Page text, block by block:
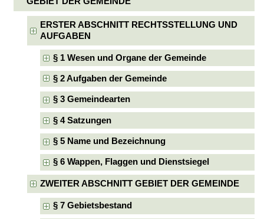
ERSTER ABSCHNITT RECHTSSTELLUNG UND
AUFGABEN
§ 1 Wesen und Organe der Gemeinde
§ 2 Aufgaben der Gemeinde
§ 3 Gemeindearten
§ 4 Satzungen
§ 5 Name und Bezeichnung
§ 6 Wappen, Flaggen und Dienstsiegel
ZWEITER ABSCHNITT GEBIET DER GEMEINDE
§ 7 Gebietsbestand